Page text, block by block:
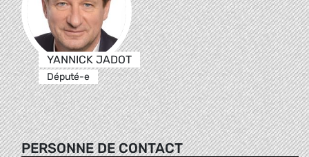
YANNICK JADOT
Député-e
PERSONNE DE CONTACT